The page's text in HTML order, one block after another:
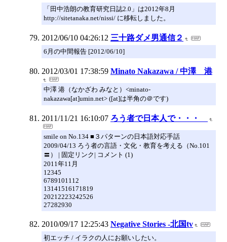
「田中浩朗の教育研究日誌2.0」は2012年8月
http://sitetanaka.net/nissi/ に移転しました。
2012/06/10 04:26:12 三十路ダメ男通信２
6月の中間報告 [2012/06/10]
2012/03/01 17:38:59 Minato Nakazawa / 中澤 港
中澤 港（なかざわ みなと）<minato-
nakazawa[at]umin.net> ([at]は半角の＠です)
2011/11/21 16:10:07 ろう者で日本人で・・・
smile on No.134 ■３パターンの日本語対応手話
2009/04/13 ろう者の言語・文化・教育を考える（No.101
〓） | 固定リンク| コメント (1)
2011年11月
12345
6789101112
13141516171819
20212223242526
27282930
2010/09/17 12:25:43 Negative Stories -北国tv
初エッチ / イラクの人にお願いしたい。